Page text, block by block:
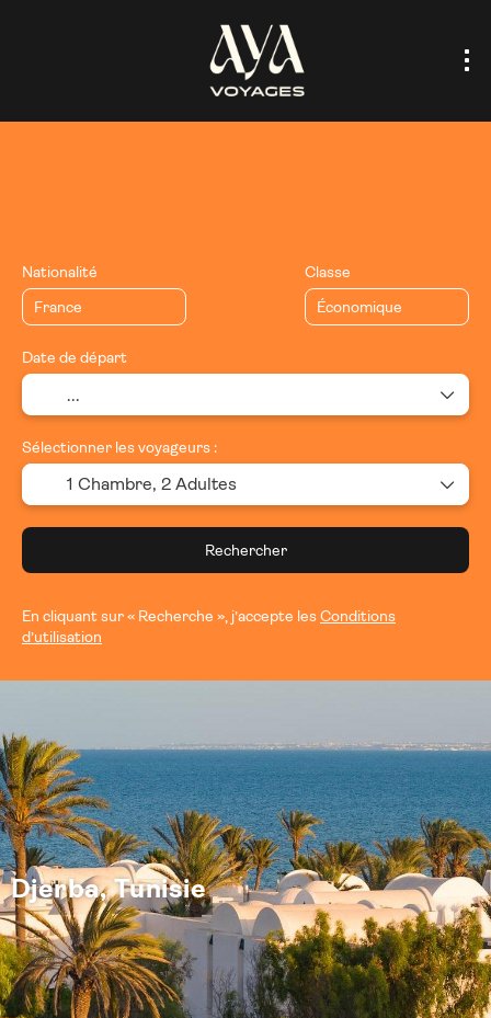
Djerba, Tunisie
Nationalité Classe
Date de départ
Sélectionner les voyageurs :
1 Chambre, 2 Adultes
Rechercher
En cliquant sur « Recherche », j’accepte lesConditions
d’utilisation